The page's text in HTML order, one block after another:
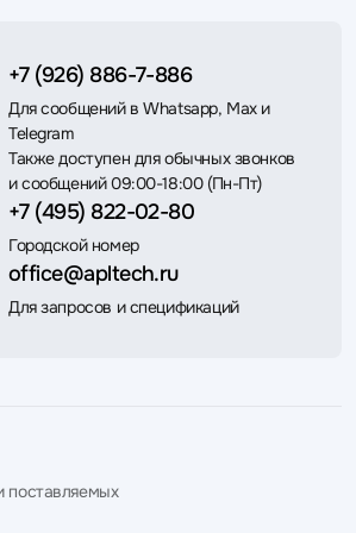
+7 (926) 886-7-886
Для сообщений в Whatsapp, Max и
Telegram
Также доступен для обычных звонков
и сообщений 09:00-18:00 (Пн-Пт)
+7 (495) 822-02-80
Городской номер
office@apltech.ru
Для запросов и спецификаций
поставляемых